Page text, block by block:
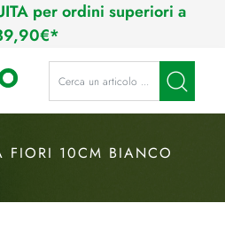
per ordini superiori a
La modifica di un filtro
FIORI 10CM BIANCO